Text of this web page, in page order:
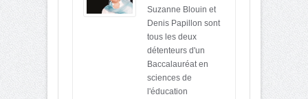
Suzanne Blouin et
Denis Papillon sont
tous les deux
détenteurs d'un
Baccalauréat en
sciences de
l'éducation